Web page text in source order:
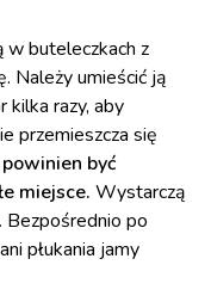
w buteleczkach z
Należy umieścić ją
kilka razy, aby
przemieszcza się
być
miejsce. Wystarczą
Bezpośrednio po
płukania jamy